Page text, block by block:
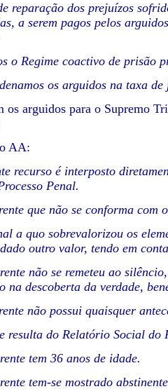
reparação dos prejuízos
a serem pagos pelos
o Regime coactivo de prisão
os arguidos na taxa
os arguidos para o Supremo
AA:
recurso é interposto
Penal.
que não se conforma com
a quo sobrevalorizou os
outro valor, tendo em
não se remeteu ao
na descoberta da verdade,
não possui quaisquer
resulta do Relatório Social do
tem 36 anos de idade.
tem-se mostrado